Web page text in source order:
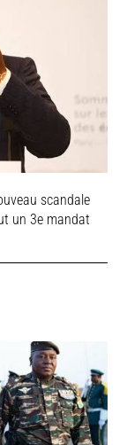
scandale
un 3e mandat